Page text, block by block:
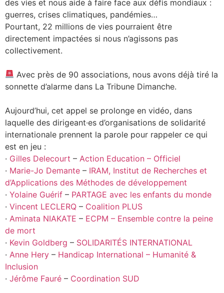
des vies et nous aide à faire face aux défis mondiaux :
guerres, crises climatiques, pandémies…
Pourtant, 22 millions de vies pourraient être
directement impactées si nous n’agissons pas
collectivement.
Avec près de 90 associations, nous avons déjà tiré la
sonnette d’alarme dans La Tribune Dimanche.
Aujourd’hui, cet appel se prolonge en vidéo, dans
laquelle des dirigeant·es d’organisations de solidarité
internationale prennent la parole pour rappeler ce qui
est en jeu :
· Gilles Delecourt – Action Education – Officiel
· Marie-Jo Demante – IRAM, Institut de Recherches et
d’Applications des Méthodes de développement
· Yolaine Guérif – PARTAGE avec les enfants du monde
· Vincent LECLERQ – Coalition PLUS
· Aminata NIAKATE – ECPM – Ensemble contre la peine
de mort
· Kevin Goldberg – SOLIDARITÉS INTERNATIONAL
· Anne Hery – Handicap International – Humanité &
Inclusion
· Jérôme Fauré – Coordination SUD